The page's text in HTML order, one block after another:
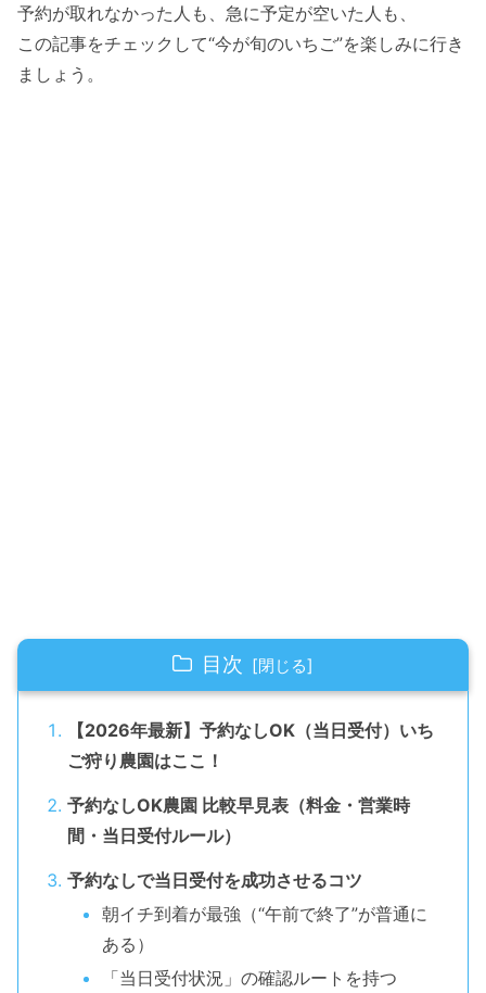
予約が取れなかった人も、急に予定が空いた人も、
この記事をチェックして“今が旬のいちご”を楽しみに行き
ましょう。
目次
【2026年最新】予約なしOK（当日受付）いち
ご狩り農園はここ！
予約なしOK農園 比較早見表（料金・営業時
間・当日受付ルール）
予約なしで当日受付を成功させるコツ
朝イチ到着が最強（“午前で終了”が普通に
ある）
「当日受付状況」の確認ルートを持つ